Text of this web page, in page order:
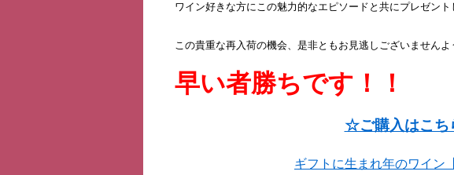
ワイン好きな方にこの魅力的なエピソードと共にプレゼント
この貴重な再入荷の機会、是非ともお見逃しございませんよ
早い者勝ちです！！
☆ご購入はこ
ギフトに生まれ年のワイン